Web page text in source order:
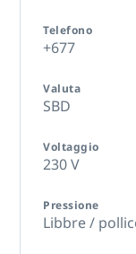
Telefono
+677
Valuta
SBD
Voltaggio
230 V
Pressione
Libbre /